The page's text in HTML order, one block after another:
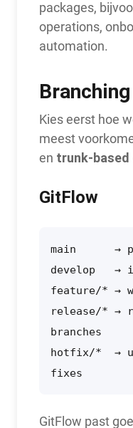
packages,
operations,
automation.
Kies eerst hoe
meest
en trunk-based
GitFlow
main      →
develop   →
feature/* →
release/* →
branches
hotfix/*  →
fixes
GitFlow past